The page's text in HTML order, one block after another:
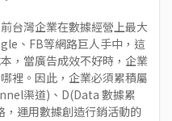
台灣企業在數據經營上最大
、FB等網路巨人手中，這
，當廣告成效不好時，企業
裡。因此，企業必須累積屬
渠道)、D(Data 數據累
，運用數據創造行銷活動的